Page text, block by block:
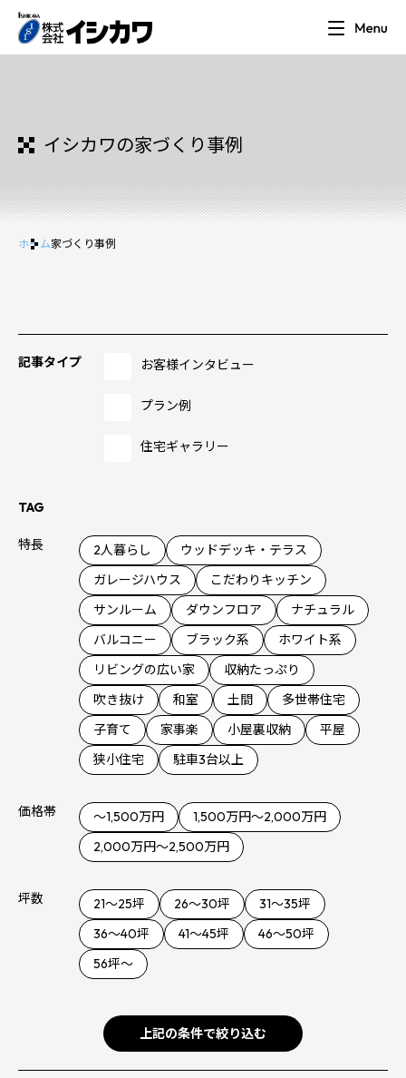
イシカワの家づくり事例
ホーム家づくり事例
記事タイプ お客様インタビュー
プラン例
住宅ギャラリー
TAG
特長 2人暮らし
ウッドデッキ・テラス
ガレージハウス
こだわりキッチン
サンルーム
ダウンフロア
ナチュラル
バルコニー
ブラック系
ホワイト系
リビングの広い家
収納たっぷり
吹き抜け
和室 土間
多世帯住宅
子育て
家事楽 小屋裏収納
平屋
狭小住宅
駐車3台以上
価格帯 ～1,500万円
1,500万円～2,000万円
2,000万円～2,500万円
坪数 21～25坪 26～30坪
31～35坪
36〜40坪
41〜45坪
46〜50坪
56坪〜
上記の条件で絞り込む